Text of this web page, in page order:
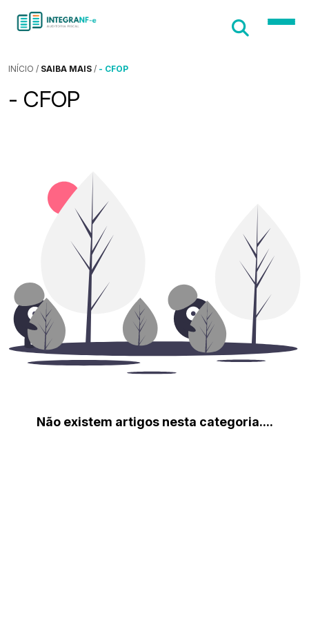
INÍCIO / SAIBA MAIS / - CFOP
- CFOP
Não existem artigos nesta categoria....